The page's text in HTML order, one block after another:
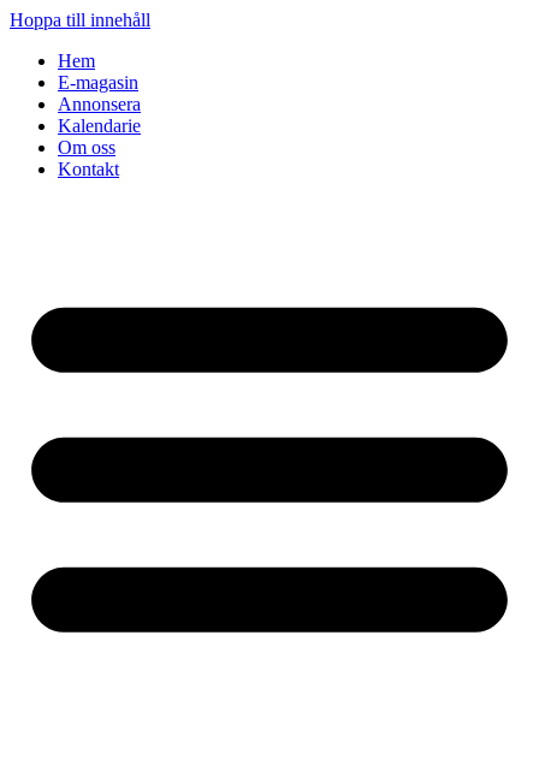
Hoppa till innehåll
Hem
E-magasin
Annonsera
Kalendarie
Om oss
Kontakt